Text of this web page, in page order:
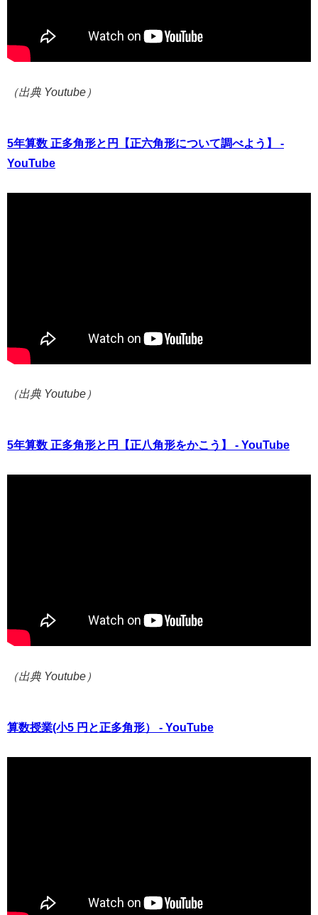
（出典 Youtube）
5年算数 正多角形と円【正六角形について調べよう】 -
YouTube
（出典 Youtube）
5年算数 正多角形と円【正八角形をかこう】 - YouTube
（出典 Youtube）
算数授業(小5 円と正多角形） - YouTube